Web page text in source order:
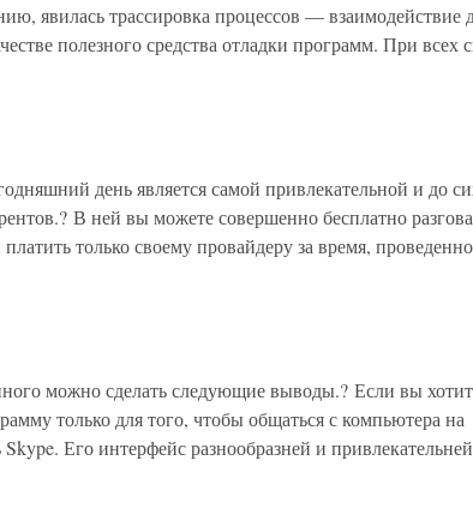
явилась трассировка процессов — взаимодействие
полезного средства отладки программ. При всех
день является самой привлекательной и до
В ней вы можете совершенно бесплатно
только своему провайдеру за время,
можно сделать следующие выводы.? Если вы
только для того, чтобы общаться с компьютера на
Его интерфейс разнообразней и